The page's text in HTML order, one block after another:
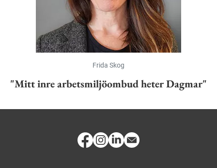
Frida Skog
"Mitt inre arbetsmiljöombud heter Dagmar"